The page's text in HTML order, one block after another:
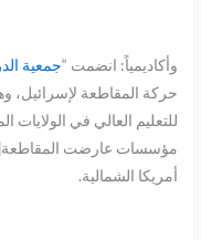
وأكاديمياً: انضمت “جمعية
حركة المقاطعة
للتعليم العالي في
مؤسسات عارضت المقاطعة
أمريكا الشمالية.